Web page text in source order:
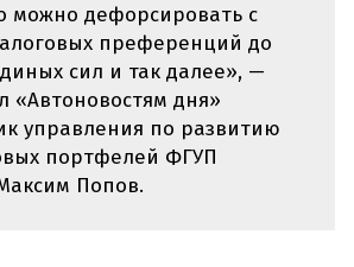
можно дефорсировать с
преференций до
сил и так далее», —
«Автоновостям дня»
управления по развитию
портфелей ФГУП
Попов.